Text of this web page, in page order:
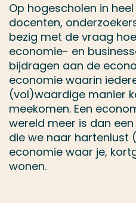
Op hogescholen in
docenten,
bezig met de vraag
economie- en
bijdragen aan de
economie waarin
(vol)waardige manier
meekomen. Een
wereld meer is dan
die we naar hartenlust
economie waar je,
wonen.